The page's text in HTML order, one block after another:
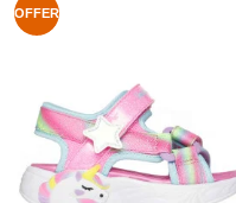
OFFER